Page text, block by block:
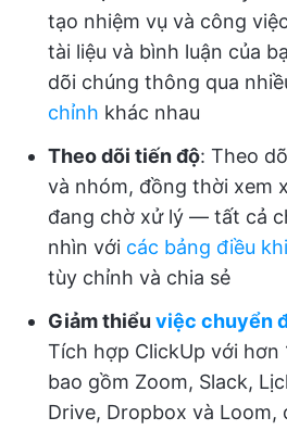
tạo nhiệm vụ và công
tài liệu và bình luận của
dõi chúng thông qua
chỉnh khác nhau
Theo dõi tiến độ: Theo
và nhóm, đồng thời xem
đang chờ xử lý — tất cả
nhìn với các bảng điều
tùy chỉnh và chia sẻ
Giảm thiểu việc chuyển
Tích hợp ClickUp với hơn
bao gồm Zoom, Slack,
Drive, Dropbox và Loom,